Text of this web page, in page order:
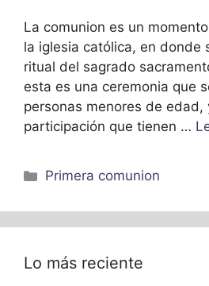
La comunion es un
la iglesia católica, en donde
ritual del sagrado
esta es una ceremonia que
personas menores de edad,
participación que tienen …
Categorías
Primera comunion
Lo más reciente